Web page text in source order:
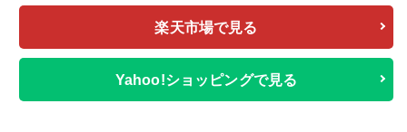
楽天市場で見る
Yahoo!ショッピングで見る